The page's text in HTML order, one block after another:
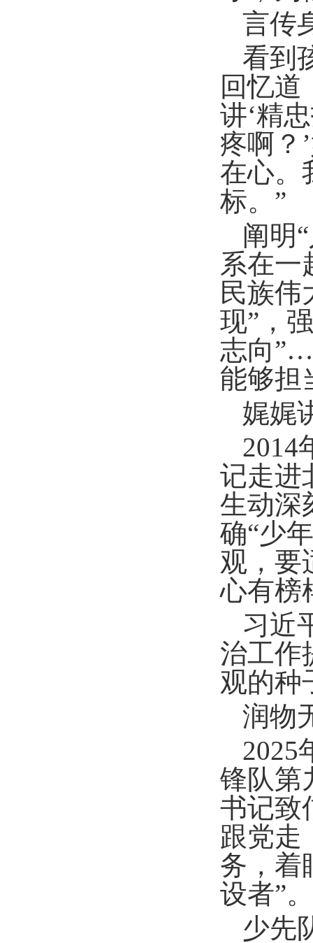
言传
看到
回忆道
讲‘精
疼啊？
在心。
标。”
阐明
系在一
民族伟
现”，
志向
能够担
娓娓
2014
记走进
生动深
确“少
观，要
心有榜
习近
治工作
观的种
润物
2025
锋队第
书记致
跟党走
务，着
设者”。
少先